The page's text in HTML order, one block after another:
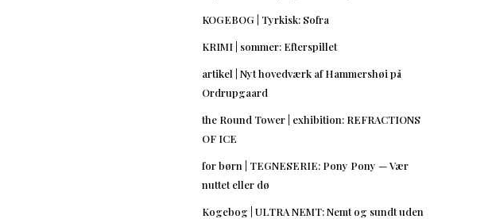
KOGEBOG | Tyrkisk: Sofra
KRIMI | sommer: Efterspillet
artikel | Nyt hovedværk af Hammershøi på
Ordrupgaard
the Round Tower | exhibition: REFRACTIONS
OF ICE
for børn | TEGNESERIE: Pony Pony — Vær
nuttet eller dø
Kogebog | ULTRA NEMT: Nemt og sundt uden